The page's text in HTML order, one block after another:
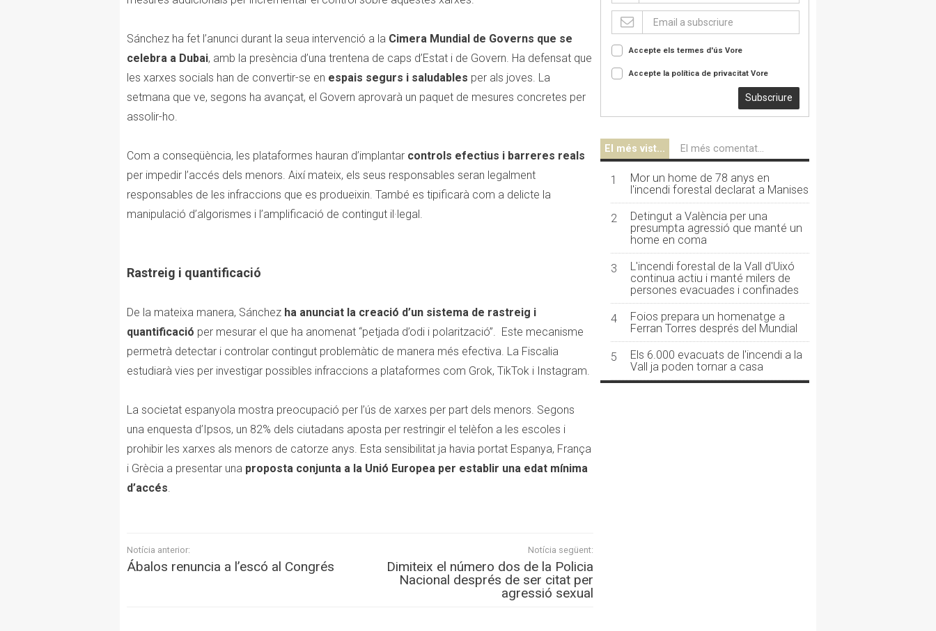
Sánchez ha fet l’anunci durant la seua intervenció a la Cimera Mundial de Governs que se
celebra a Dubai, amb la presència d’una trentena de caps d’Estat i de Govern. Ha defensat que
les xarxes socials han de convertir-se en espais segurs i saludables per als joves. La
setmana que ve, segons ha avançat, el Govern aprovarà un paquet de mesures concretes per
assolir-ho.
Com a conseqüència, les plataformes hauran d’implantar controls efectius i barreres reals
per impedir l’accés dels menors. Així mateix, els seus responsables seran legalment
responsables de les infraccions que es produeixin. També es tipificarà com a delicte la
manipulació d’algorismes i l’amplificació de contingut il·legal.
Rastreig i quantificació
De la mateixa manera, Sánchez ha anunciat la creació d’un sistema de rastreig i
quantificació per mesurar el que ha anomenat “petjada d’odi i polarització”. Este mecanisme
permetrà detectar i controlar contingut problemàtic de manera més efectiva. La Fiscalia
estudiarà vies per investigar possibles infraccions a plataformes com Grok, TikTok i Instagram.
La societat espanyola mostra preocupació per l’ús de xarxes per part dels menors. Segons
una enquesta d’Ipsos, un 82% dels ciutadans aposta per restringir el telèfon a les escoles i
prohibir les xarxes als menors de catorze anys. Esta sensibilitat ja havia portat Espanya, França
i Grècia a presentar una proposta conjunta a la Unió Europea per establir una edat mínima
d’accés.
Notícia anterior:
Ábalos renuncia a l’escó al Congrés
Notícia següent:
Dimiteix el número dos de la Policia
Nacional després de ser citat per
agressió sexual
Accepte els termes d'ús Vore
Accepte la política de privacitat Vore
Subscriure
El més vist... El més comentat...
1
Mor un home de 78 anys en
l'incendi forestal declarat a Manises
2
Detingut a València per una
presumpta agressió que manté un
home en coma
3
L'incendi forestal de la Vall d'Uixó
continua actiu i manté milers de
persones evacuades i confinades
4
Foios prepara un homenatge a
Ferran Torres després del Mundial
5
Els 6.000 evacuats de l'incendi a la
Vall ja poden tornar a casa